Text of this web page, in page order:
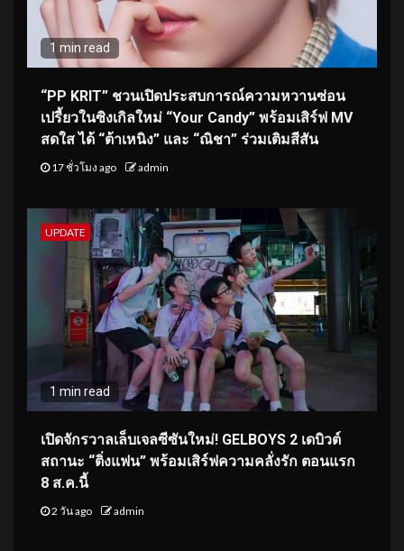
1 min read
“PP KRIT” ชวนเปิดประสบการณ์ความหวานซ่อน
เปรี้ยวในซิงเกิลใหม่ “Your Candy” พร้อมเสิร์ฟ MV
สดใส ได้ “ต้าเหนิง” และ “ณิชา” ร่วมเติมสีสัน
17 ชั่วโมง ago admin
UPDATE
1 min read
เปิดจักรวาลเล็บเจลซีซันใหม่! GELBOYS 2 เดบิวต์
สถานะ “ติ่งแฟน” พร้อมเสิร์ฟความคลั่งรัก ตอนแรก
8 ส.ค.นี้
2 วัน ago admin